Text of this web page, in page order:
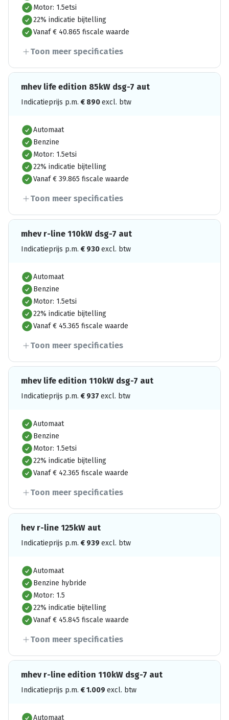
Motor: 1.5etsi
22% indicatie bijtelling
Vanaf € 40.865 fiscale waarde
Toon meer specificaties
mhev life edition 85kW dsg-7 aut
Indicatieprijs p.m. € 890excl. btw
Automaat
Benzine
Motor: 1.5etsi
22% indicatie bijtelling
Vanaf € 39.865 fiscale waarde
Toon meer specificaties
mhev r-line 110kW dsg-7 aut
Indicatieprijs p.m. € 930excl. btw
Automaat
Benzine
Motor: 1.5etsi
22% indicatie bijtelling
Vanaf € 45.365 fiscale waarde
Toon meer specificaties
mhev life edition 110kW dsg-7 aut
Indicatieprijs p.m. € 937 excl. btw
Automaat
Benzine
Motor: 1.5etsi
22% indicatie bijtelling
Vanaf € 42.365 fiscale waarde
Toon meer specificaties
hev r-line 125kW aut
Indicatieprijs p.m. € 939 excl. btw
Automaat
Benzine hybride
Motor: 1.5
22% indicatie bijtelling
Vanaf € 45.845 fiscale waarde
Toon meer specificaties
mhev r-line edition 110kW dsg-7 aut
Indicatieprijs p.m. €1.009 excl. btw
Automaat